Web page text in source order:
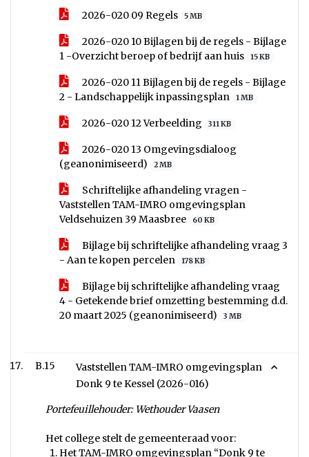
2026-020 09 Regels 5 MB
2026-020 10 Bijlagen bij de regels - Bijlage
1 -Overzicht beroep of bedrijf aan huis
15 KB
2026-020 11 Bijlagen bij de regels - Bijlage
2 - Landschappelijk inpassingsplan
1 MB
2026-020 12 Verbeelding 311 KB
2026-020 13 Omgevingsdialoog
(geanonimiseerd)
2 MB
Schriftelijke afhandeling vragen -
Vaststellen TAM-IMRO omgevingsplan
Veldsehuizen 39 Maasbree
60 KB
Bijlage bij schriftelijke afhandeling vraag 3
- Aan te kopen percelen
178 KB
Bijlage bij schriftelijke afhandeling vraag
4 - Getekende brief omzetting bestemming d.d.
20 maart 2025 (geanonimiseerd)
3 MB
B.15
Vaststellen TAM-IMRO omgevingsplan
Donk 9 te Kessel (2026-016)
Portefeuillehouder: Wethouder Vaasen
Het college stelt de gemeenteraad voor:
Het TAM-IMRO omgevingsplan “Donk 9 te